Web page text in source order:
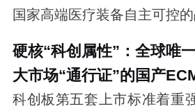
国家高端医疗装备自主可控的
硬核“科创属性”：全球唯
大市场“通行证”的国产
科创板第五套上市标准着重